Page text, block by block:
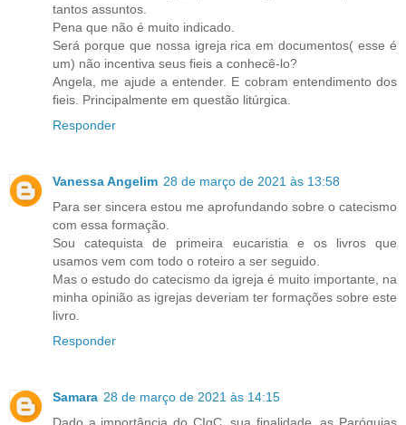
tantos assuntos.
Pena que não é muito indicado.
Será porque que nossa igreja rica em documentos( esse é
um) não incentiva seus fieis a conhecê-lo?
Angela, me ajude a entender. E cobram entendimento dos
fieis. Principalmente em questão litúrgica.
Responder
Vanessa Angelim 28 de março de 2021 às 13:58
Para ser sincera estou me aprofundando sobre o catecismo
com essa formação.
Sou catequista de primeira eucaristia e os livros que
usamos vem com todo o roteiro a ser seguido.
Mas o estudo do catecismo da igreja é muito importante, na
minha opinião as igrejas deveriam ter formações sobre este
livro.
Responder
Samara 28 de março de 2021 às 14:15
Dado a importância do CIgC, sua finalidade, as Paróquias